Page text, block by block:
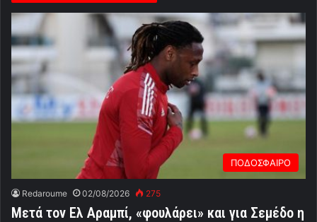
ΠΟΔΟΣΦΑΙΡΟ
Redaroume 02/08/2026 275
Μετά τον Ελ Αραμπί, «φουλάρει» και για Σεμέδο η